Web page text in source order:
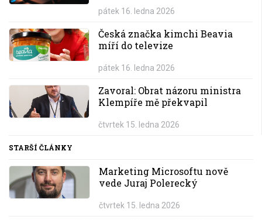
pátek 16. ledna 2026
Česká značka kimchi Beavia
míří do televize
pátek 16. ledna 2026
Zavoral: Obrat názoru ministra
Klempíře mě překvapil
čtvrtek 15. ledna 2026
STARŠÍ ČLÁNKY
Marketing Microsoftu nově
vede Juraj Polerecký
čtvrtek 15. ledna 2026